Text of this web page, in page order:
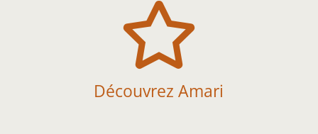

Découvrez Amari